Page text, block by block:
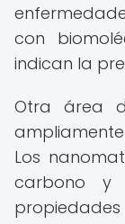
con
indican la
Otra área
Los
carbono y